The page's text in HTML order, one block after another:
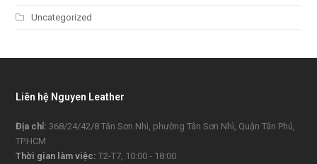
Uncategorized
Liên hệ Nguyen Leather
Địa chỉ: 368/24/42/8 Tân Sơn Nhì, phường Tân Sơn Nhì, Quận Tân Phú,
TP.HCM
Thời gian làm việc: T2-T7, 10:00 - 18:00